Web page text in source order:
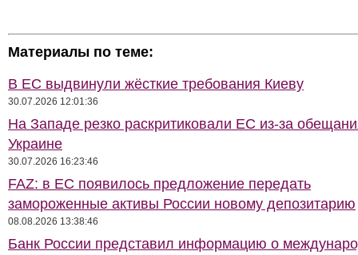
Материалы по теме:
В ЕС выдвинули жёсткие требования Киеву
30.07.2026 12:01:36
На Западе резко раскритиковали ЕС из-за
Украине
30.07.2026 16:23:46
FAZ: в ЕС появилось предложение передать
замороженные активы России новому депозитарию
08.08.2026 13:38:46
Банк России представил информацию о